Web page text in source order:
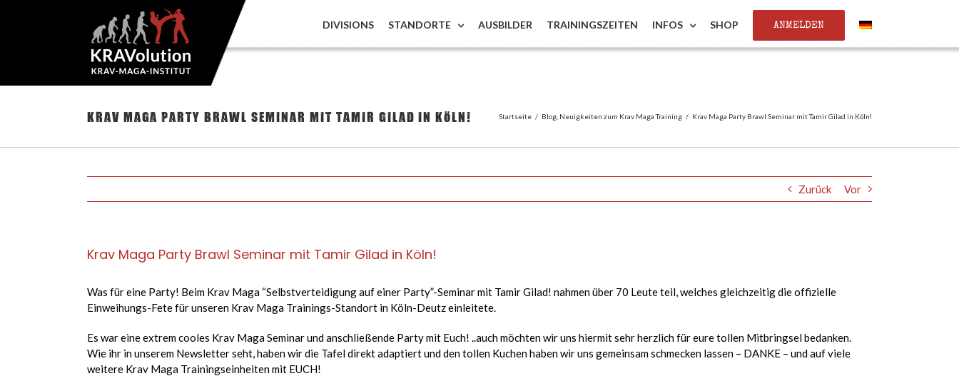
DIVISIONS STANDORTE AUSBILDER TRAININGSZEITEN INFOS SHOP ANMELDEN
Krav Maga Party Brawl Seminar mit Tamir Gilad in Köln! Startseite / Blog Neuigkeiten zum Krav Maga Training / Krav Maga Party Brawl Seminar mit Tamir Gilad in Köln!
Zurück Vor
Krav Maga Party Brawl Seminar mit Tamir Gilad in Köln!
Was für eine Party! Beim Krav Maga “Selbstverteidigung auf einer Party”-Seminar mit Tamir Gilad! nahmen über 70 Leute teil, welches gleichzeitig die offizielle
Einweihungs-Fete für unseren Krav Maga Trainings-Standort in Köln-Deutz einleitete.
Es war eine extrem cooles Krav Maga Seminar und anschließende Party mit Euch! ..auch möchten wir uns hiermit sehr herzlich für eure tollen Mitbringsel bedanken.
Wie ihr in unserem Newsletter seht, haben wir die Tafel direkt adaptiert und den tollen Kuchen haben wir uns gemeinsam schmecken lassen – DANKE – und auf viele
weitere Krav Maga Trainingseinheiten mit EUCH!